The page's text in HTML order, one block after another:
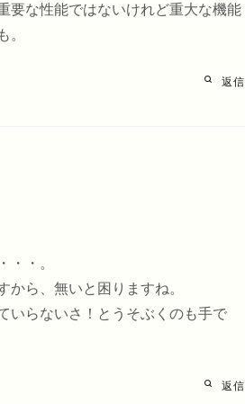
要な性能ではないけれど重大な機能
返信
・。
ら、無いと困りますね。
いらないさ！とうそぶくのも手で
返信